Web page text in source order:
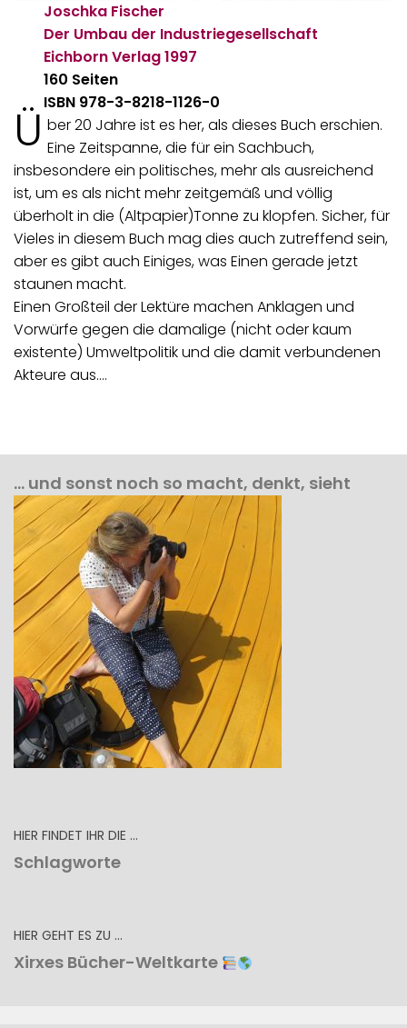
Joschka Fischer
Der Umbau der Industriegesellschaft
Eichborn Verlag1997
160 Seiten
ISBN 978-3-8218-1126-0
Ü ber 20 Jahre ist es her, als dieses Buch erschien.
Eine Zeitspanne, die für ein Sachbuch,
insbesondere ein politisches, mehr als ausreichend
ist, um es als nicht mehr zeitgemäß und völlig
überholt in die (Altpapier)Tonne zu klopfen. Sicher, für
Vieles in diesem Buch mag dies auch zutreffend sein,
aber es gibt auch Einiges, was Einen gerade jetzt
staunen macht.
Einen Großteil der Lektüre machen Anklagen und
Vorwürfe gegen die damalige (nicht oder kaum
existente) Umweltpolitik und die damit verbundenen
Akteure aus.…
… und sonst noch so macht, denkt, sieht
HIER FINDET IHR DIE …
Schlagworte
HIER GEHT ES ZU …
Xirxes Bücher-Weltkarte